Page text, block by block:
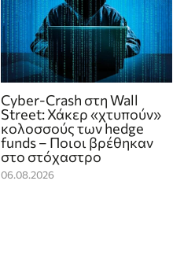
Cyber-Crash στη Wall
Street: Χάκερ «χτυπούν»
κολοσσούς των hedge
funds – Ποιοι βρέθηκαν
στο στόχαστρο
06.08.2026